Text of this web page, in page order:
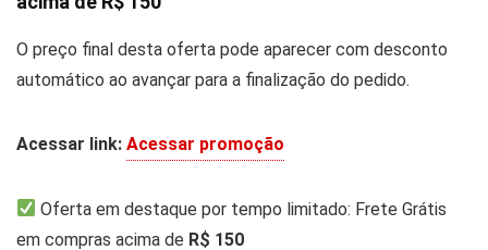
O preço final desta oferta pode aparecer com desconto
automático ao avançar para a finalização do pedido.
Acessar link: Acessar promoção
Oferta em destaque por tempo limitado: Frete Grátis
em compras acima de R$ 150